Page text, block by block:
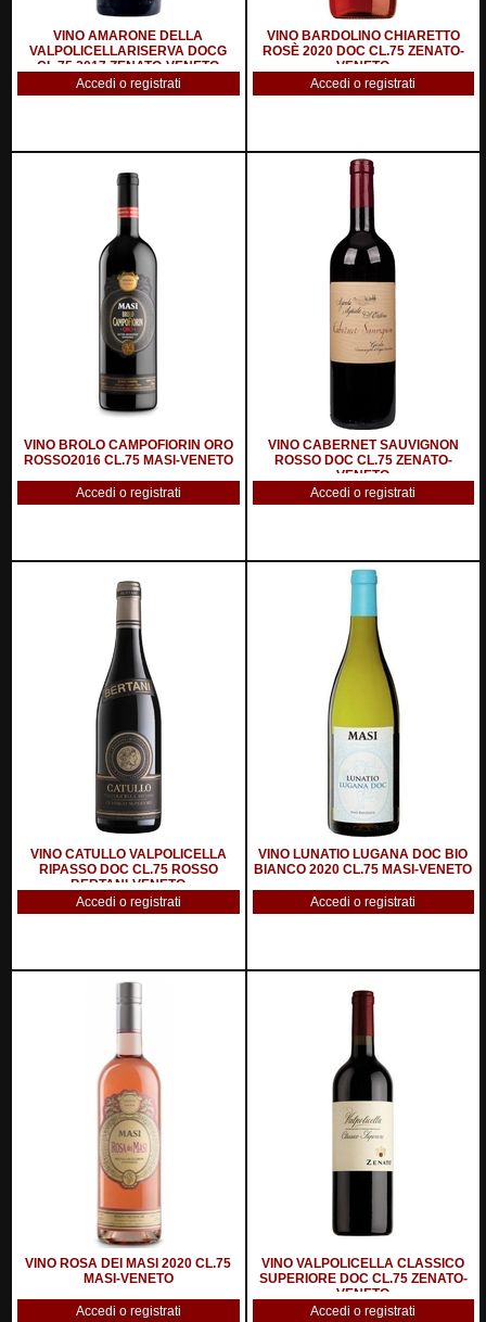
VINO AMARONE DELLA
VALPOLICELLARISERVA DOCG
CL.75 2017 ZENATO-VENETO
Accedi o registrati
VINO BARDOLINO CHIARETTO
ROSÈ 2020 DOC CL.75 ZENATO-
VENETO
Accedi o registrati
VINO BROLO CAMPOFIORIN ORO
ROSSO2016 CL.75 MASI-VENETO
Accedi o registrati
VINO CABERNET SAUVIGNON
ROSSO DOC CL.75 ZENATO-
VENETO
Accedi o registrati
VINO CATULLO VALPOLICELLA
RIPASSO DOC CL.75 ROSSO
BERTANI-VENETO
Accedi o registrati
VINO LUNATIO LUGANA DOC BIO
BIANCO 2020 CL.75 MASI-VENETO
Accedi o registrati
VINO ROSA DEI MASI 2020 CL.75
MASI-VENETO
Accedi o registrati
VINO VALPOLICELLA CLASSICO
SUPERIORE DOC CL.75 ZENATO-
VENETO
Accedi o registrati